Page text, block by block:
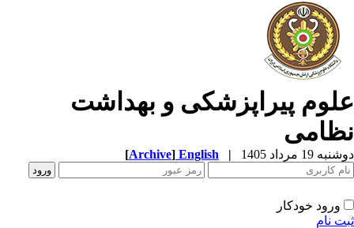
پیراپزشکی و بهداشت
19 مرداد 1405 |
English
[Archive]
ورود خودکار
نام